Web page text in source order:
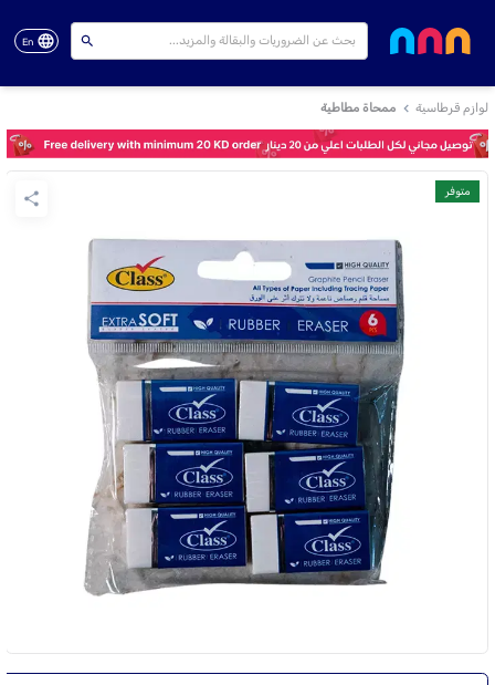
En
لوازم قرطاسية ممحاة مطاطية
متوفر